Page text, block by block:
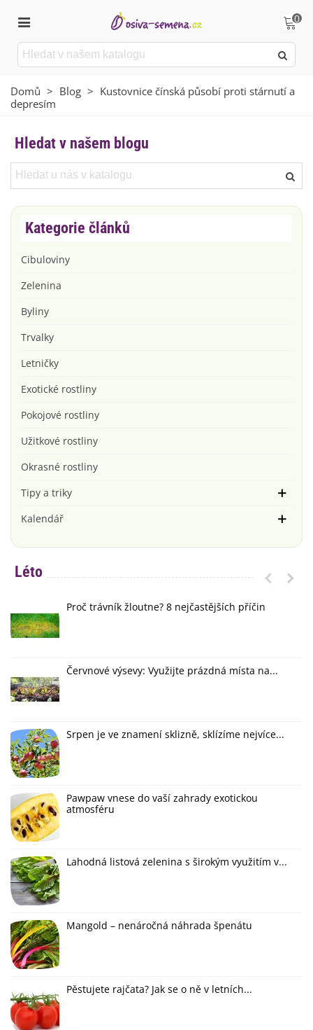
0
Domů > Blog > Kustovnice čínská působí proti stárnutí a
depresím
Hledat v našem blogu
Kategorie článků
Cibuloviny
Zelenina
Byliny
Trvalky
Letničky
Exotické rostliny
Pokojové rostliny
Užitkové rostliny
Okrasné rostliny
Tipy a triky
Kalendář
Léto
Proč trávník žloutne? 8 nejčastějších příčin
Červnové výsevy: Využijte prázdná místa na...
Srpen je ve znamení sklizně, sklízíme nejvíce...
Pawpaw vnese do vaší zahrady exotickou
atmosféru
Lahodná listová zelenina s širokým využitím v...
Mangold – nenáročná náhrada špenátu
Pěstujete rajčata? Jak se o ně v letních...